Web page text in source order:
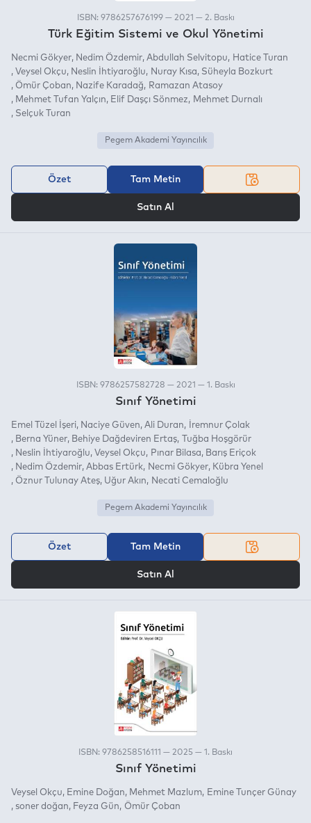
ISBN: 9786257676199 — 2021 — 2. Baskı
Türk Eğitim Sistemi ve Okul Yönetimi
Necmi Gökyer Nedim Özdemir Abdullah Selvitopu
Hatice Turan
Veysel Okçu
Neslin İhtiyaroğlu Nuray Kısa
Süheyla Bozkurt
Ömür Çoban
Nazife Karadağ
Ramazan Atasoy
Mehmet Tufan Yalçın
Elif Daşçı Sönmez
Mehmet Durnalı
Selçuk Turan
Pegem Akademi Yayıncılık
Özet Tam Metin
Satın Al
ISBN: 9786257582728 — 2021 — 1. Baskı
Sınıf Yönetimi
Emel Tüzel İşeri Naciye Güven Ali Duran
İremnur Çolak
Berna Yüner
Behiye Dağdeviren Ertaş
Tuğba Hoşgörür
Neslin İhtiyaroğlu Veysel Okçu Pınar Bilasa
Barış Eriçok
Nedim Özdemir Abbas Ertürk Necmi Gökyer
Kübra Yenel
Öznur Tulunay Ateş Uğur Akın Necati Cemaloğlu
Pegem Akademi Yayıncılık
Özet Tam Metin
Satın Al
ISBN: 9786258516111 — 2025 — 1. Baskı
Sınıf Yönetimi
Veysel Okçu Emine Doğan Mehmet Mazlum
Emine Tunçer Günay
soner doğan
Feyza Gün Ömür Çoban